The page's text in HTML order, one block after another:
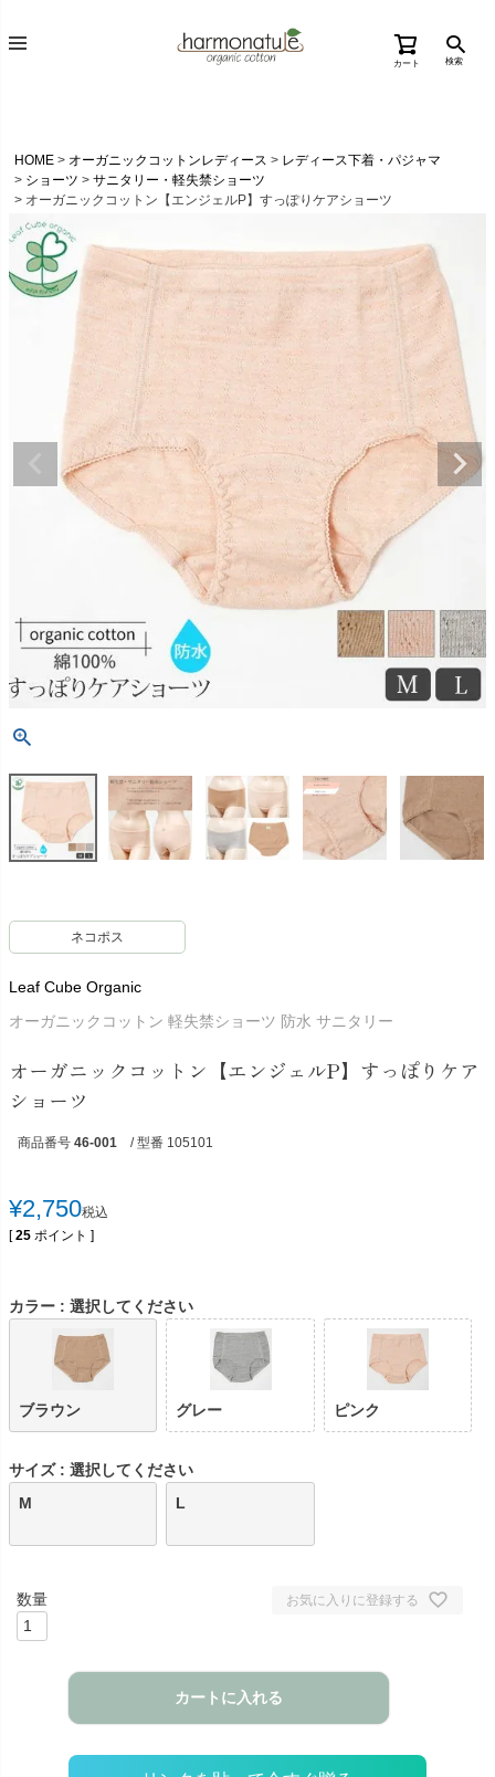
カート 検索
HOME オーガニックコットンレディース
レディース下着・パジャマ
ショーツ
サニタリー・軽失禁ショーツ
オーガニックコットン【エンジェルP】すっぽりケアショーツ
ネコポス
Leaf Cube Organic
オーガニックコットン 軽失禁ショーツ 防水 サニタリー
オーガニックコットン【エンジェルP】すっぽりケア
ショーツ
商品番号 46-001 / 型番 105101
¥2,750税込
[ 25 ポイント ]
カラー 選択してください
ブラウン グレー ピンク
サイズ
選択してください
M
L
お気に入りに登録する
カートに入れる